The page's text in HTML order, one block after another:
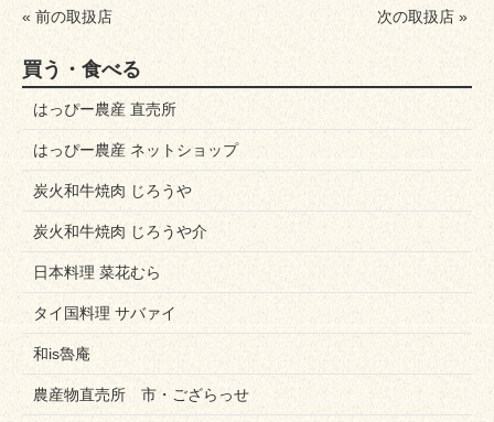
« 前の取扱店 次の取扱店 »
買う・食べる
はっぴー農産 直売所
はっぴー農産 ネットショップ
炭火和牛焼肉 じろうや
炭火和牛焼肉 じろうや介
日本料理 菜花むら
タイ国料理 サバァイ
和is魯庵
農産物直売所 市・ござらっせ